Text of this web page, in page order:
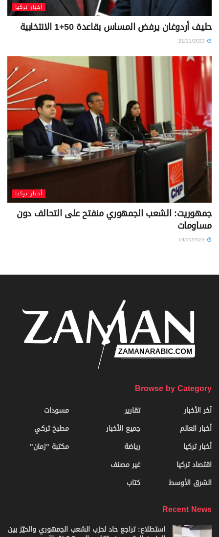
أخبار تركيا
حليف أردوغان يرفض المساس بقاعدة 50+1 الانتخابية
أخبار تركيا
جمهوريت: الشعب الجمهوري منفتح على التحالف دون
مساومات
Browse by Category
آخر الأخبار
أخبار العالم
أخبار تركيا
اقتصاد تركيا
الشرق الأوسط
تقارير
جميع الأخبار
رياضة
غير مصنف
كتاب
مسودات
مطبخ تركي
مكتبة "زمان"
Recent News
استطلاع: تراجع حاد لحزب الشعب الجمهوري والحيّز بين